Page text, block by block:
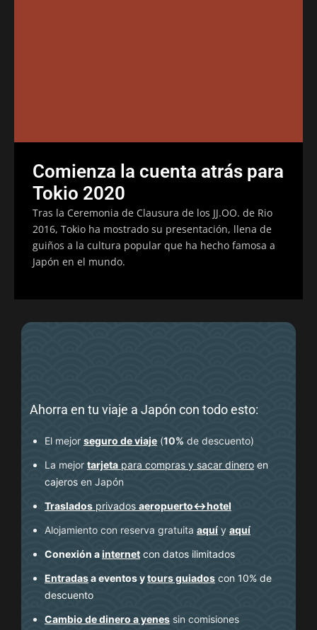
Comienza la cuenta atrás para
Tokio 2020
Tras la Ceremonia de Clausura de los JJ.OO. de Rio
2016, Tokio ha mostrado su presentación, llena de
guiños a la cultura popular que ha hecho famosa a
Japón en el mundo.
Ahorra en tu viaje a Japón con todo esto:
El mejor seguro de viaje (10% de descuento)
La mejor tarjeta para compras y sacar dinero en
cajeros en Japón
Traslados privados aeropuerto↔hotel
Alojamiento con reserva gratuita aquí y aquí
Conexión ainternet con datos ilimitados
Entradasa eventos ytours guiados con 10% de
descuento
Cambio de dinero a yenes sin comisiones